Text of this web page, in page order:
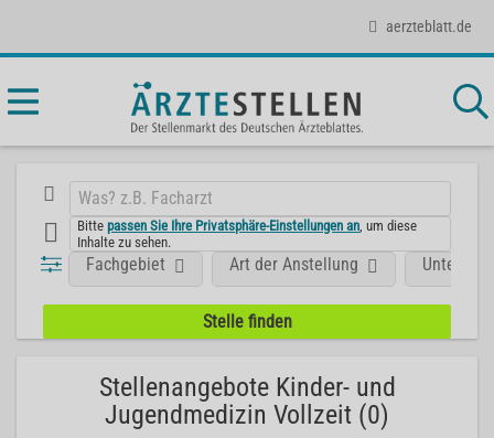
aerzteblatt.de
Bittepassen Sie Ihre Privatsphäre-Einstellungen an , um diese
Inhalte zu sehen.
Fachgebiet Art der Anstellung
Stellenangebote Kinder- und
Jugendmedizin Vollzeit (0)